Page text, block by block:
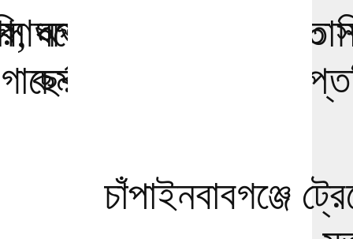
নগদ অর্থ ও ৪ ভরি
স্মরণে ৩০০
চারা বিতরণ
ধরে ইউএনও শূন্য
কর্মকর্তা দিয়ে চলছে
চাঁপাইনবাবগঞ্জে